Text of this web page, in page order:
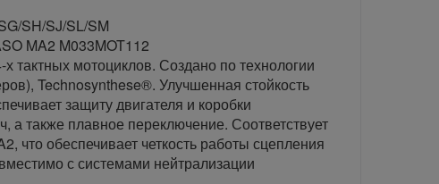
SH/SJ/SL/SM
MA2 M033MOT112
тактных мотоциклов. Создано по технологии
Technosynthese®. Улучшенная стойкость
защиту двигателя и коробки
а также плавное переключение. Соответствует
что обеспечивает четкость работы сцепления
с системами нейтрализации